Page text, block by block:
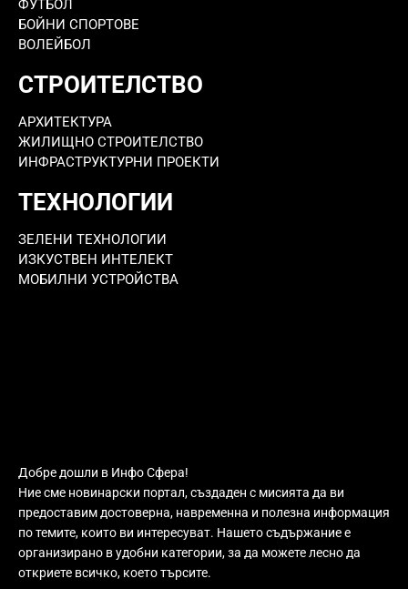
ФУТБОЛ
БОЙНИ СПОРТОВЕ
ВОЛЕЙБОЛ
СТРОИТЕЛСТВО
АРХИТЕКТУРА
ЖИЛИЩНО СТРОИТЕЛСТВО
ИНФРАСТРУКТУРНИ ПРОЕКТИ
ТЕХНОЛОГИИ
ЗЕЛЕНИ ТЕХНОЛОГИИ
ИЗКУСТВЕН ИНТЕЛЕКТ
МОБИЛНИ УСТРОЙСТВА
Добре дошли в Инфо Сфера!
Ние сме новинарски портал, създаден с мисията да ви
предоставим достоверна, навременна и полезна информация
по темите, които ви интересуват. Нашето съдържание е
организирано в удобни категории, за да можете лесно да
откриете всичко, което търсите.